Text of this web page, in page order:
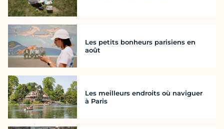
Les petits bonheurs parisiens en
août
Les meilleurs endroits où naviguer
à Paris